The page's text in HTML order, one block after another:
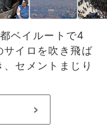
ベイルートで4
サイロを吹き飛ば
セメントまじり
>